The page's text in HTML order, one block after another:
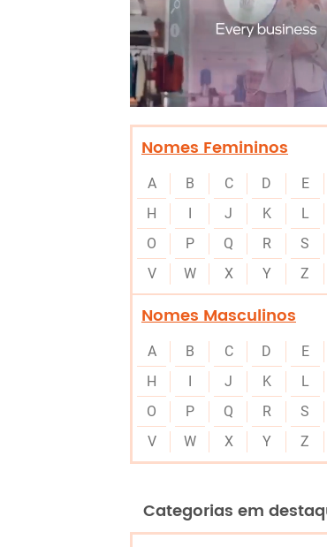
Nomes Femininos
A B C D E
H
I J K L
O
P Q R S
V
W X Y Z
Nomes Masculinos
A B C D E
H
I J K L
O
P Q R S
V
W X Y Z
Categorias em